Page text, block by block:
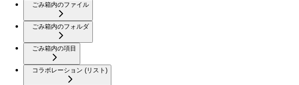
ごみ箱内のファイル
ごみ箱内のフォルダ
ごみ箱内の項目
コラボレーション (リスト)